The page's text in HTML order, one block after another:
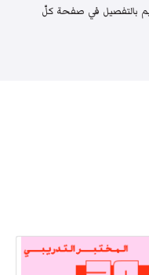
بالتفصيل في صفحة كلّ